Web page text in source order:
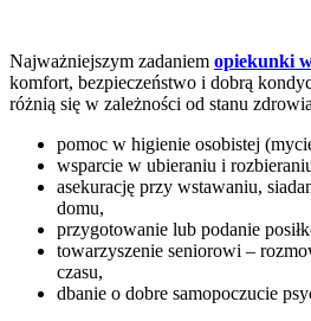
Najważniejszym zadaniem opiekunki
komfort, bezpieczeństwo i dobrą
różnią się w zależności od stanu
pomoc w higienie osobistej
wsparcie w ubieraniu i
asekurację przy wstawaniu,
domu,
przygotowanie lub podanie
towarzyszenie seniorowi –
czasu,
dbanie o dobre samopoczucie